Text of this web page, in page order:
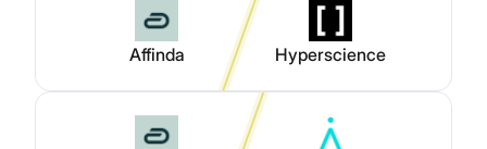
Affinda Hyperscience